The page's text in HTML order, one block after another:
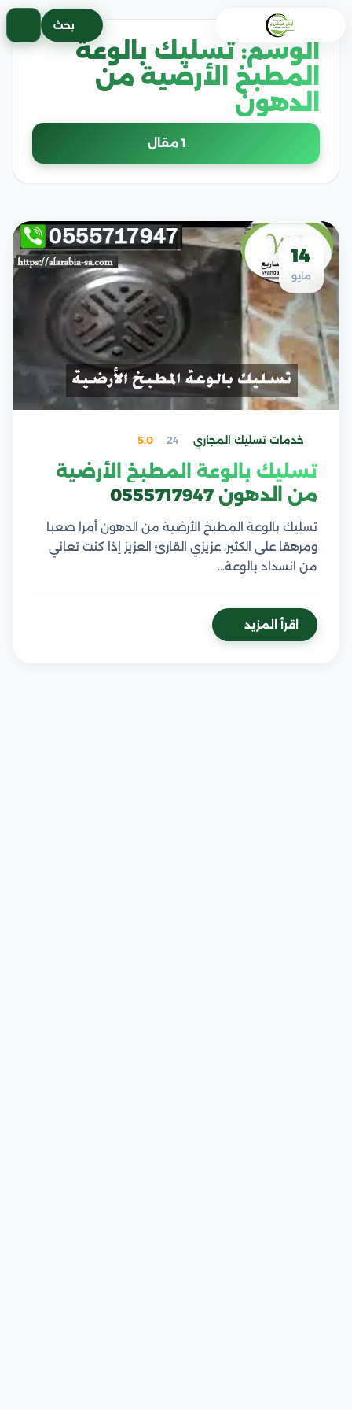
بحث
الوسم: تسليك بالوعة
المطبخ الأرضية من
الدهون
1 مقال
14
مايو
خدمات تسليك المجاري 24
5.0
تسليك بالوعة المطبخ الأرضية
من الدهون 0555717947
تسليك بالوعة المطبخ الأرضية من الدهون أمرا صعبا
ومرهقا على الكثير، عزيزي القارئ العزيز إذا كنت تعاني
من انسداد بالوعة…
اقرأ المزيد